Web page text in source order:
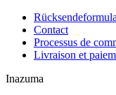
Contact
Processus de
Livraison et
Inazuma